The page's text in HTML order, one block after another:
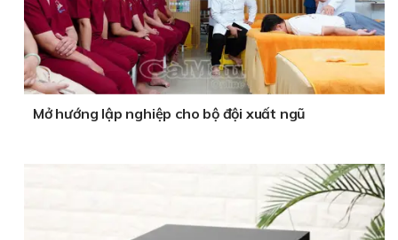
Mở hướng lập nghiệp cho bộ đội xuất ngũ